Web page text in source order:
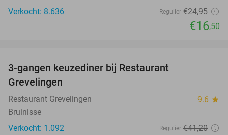
Verkocht: 8.636
Regulier €24,95
€16,50
3-gangen keuzediner bij Restaurant
Grevelingen
Restaurant Grevelingen 9.6 star
Bruinisse
Verkocht: 1.092
Regulier €41,20